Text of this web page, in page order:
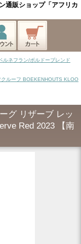
通販ショップ「アフリカ
ルネフラン/ボルドーブレンド
クルーフ BOEKENHOUTS KLOO
グ リザーブ レッ
Red 2023 【南